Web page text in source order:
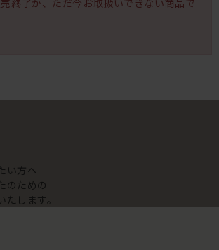
終了か、ただ今お取扱いできない商品で
い方へ
のための
します。